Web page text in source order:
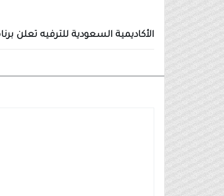
الأكاديمية السعودية للترفيه تعلن برنامج